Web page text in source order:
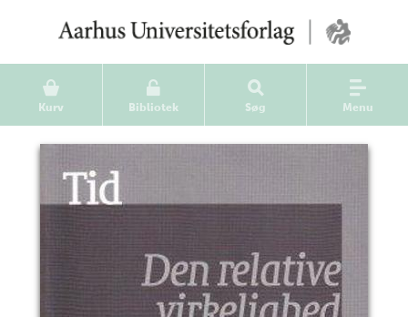
Kurv Bibliotek Søg Menu